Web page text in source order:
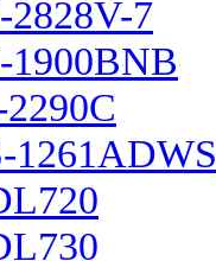
7
1261ADWS